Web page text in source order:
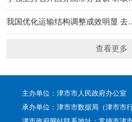
我国优化运输结构调整成效明显 去
查看更多
主办单位：津市市人民政府办公室
承办单位：津市市数据局（津市市